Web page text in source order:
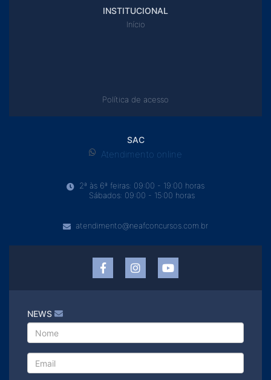
INSTITUCIONAL
Início
Política de acesso
SAC
Atendimento online
2ª às 6ª feiras: 09:00 - 19:00 horas
Sábados: 09:00 - 15:00 horas
atendimento@neafconcursos.com.br
NEWS